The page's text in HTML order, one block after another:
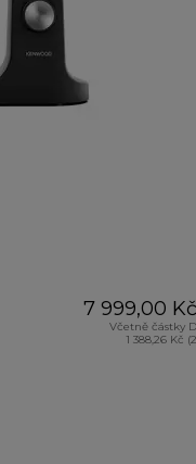
7 999,00 Kč
Včetně částky
1 388,26 Kč